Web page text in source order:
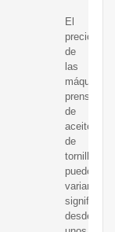
El
precio
de
las
máquinas
de
aceite
de
tornillo
puede
variar
desde